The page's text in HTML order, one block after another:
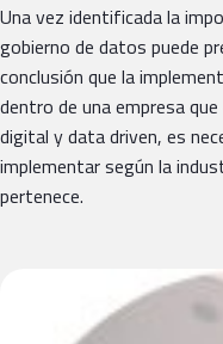
Una vez identificada la
gobierno de datos puede
conclusión que la
dentro de una empresa
digital y data driven, es
implementar según la
pertenece.